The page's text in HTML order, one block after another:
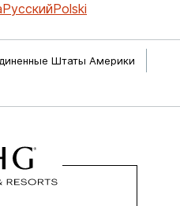
РусскийPolski
Штаты Америки